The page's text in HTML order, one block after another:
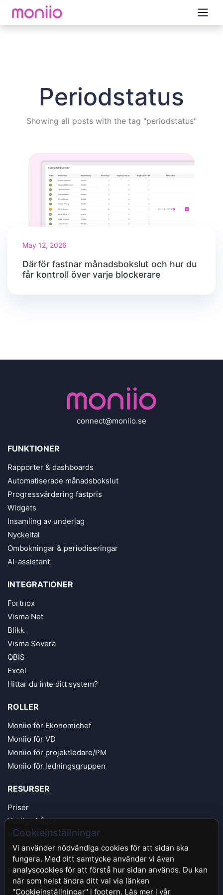
Periodstatus
Showing all posts with the tag "periodstatus"
May 12, 2026
Därför fastnar månadsbokslut och hur du
får kontroll över varje blockerare
connect@moniio.se
FUNKTIONER
Rapporter & dashboards
Automatiserade månadsbokslut
Progressvärdering fastpris
Widgets
Insamling av underlag
Nyckeltal
Ombokningar & periodiseringar
AI-assistent
INTEGRATIONER
Fortnox
Visma Net
Blikk
Visma Severa
QBIS
Excel
Hittar du inte ditt system?
ROLLER
Moniio för Ekonomichef
Moniio för VD
Moniio för projektledare/PM
Moniio för ledningsgruppen
RESURSER
Priser
Vanliga frågor
Boka demo
Blogg
FÖRETAG
Integritetspolicy
Cookieinställningar
Vi använder nödvändiga cookies för att sidan ska
fungera. Med ditt samtycke använder vi även
analyscookies för att förstå hur sidan används. Du kan
när som helst ändra ditt val via länken
"Cookieinställningar" i footern. Läs mer i vår